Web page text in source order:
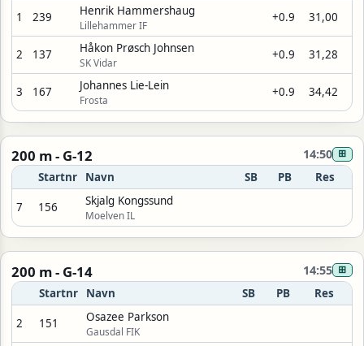
1 239 Henrik Hammershaug
Lillehammer IF
+0.9 31,00
2 137 Håkon Prøsch Johnsen
SK Vidar
+0.9 31,28
3 167 Johannes Lie-Lein
Frosta
+0.9 34,42
200 m - G-12 14:50 ⊞
Startnr Navn SB PB Res
7 156 Skjalg Kongssund
Moelven IL
200 m - G-14 14:55 ⊞
Startnr Navn SB PB Res
2 151 Osazee Parkson
Gausdal FIK